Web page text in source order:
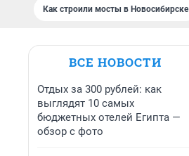
Как строили мосты в Новосибирске
ВСЕ НОВОСТИ
Отдых за 300 рублей: как
выглядят 10 самых
бюджетных отелей Египта —
обзор с фото